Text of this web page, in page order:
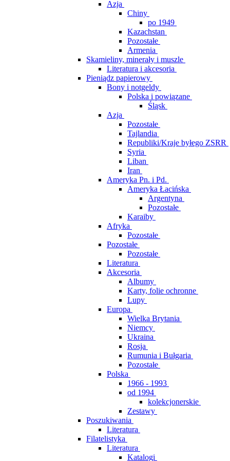
Azja
Chiny
po 1949
Kazachstan
Pozostałe
Armenia
Skamieliny, minerały i muszle
Literatura i akcesoria
Pieniądz papierowy
Bony i notgeldy
Polska i powiązane
Śląsk
Azja
Pozostałe
Tajlandia
Republiki/Kraje byłego ZSRR
Syria
Liban
Iran
Ameryka Pn. i Pd.
Ameryka Łacińska
Argentyna
Pozostałe
Karaiby
Afryka
Pozostałe
Pozostałe
Pozostałe
Literatura
Akcesoria
Albumy
Karty, folie ochronne
Lupy
Europa
Wielka Brytania
Niemcy
Ukraina
Rosja
Rumunia i Bułgaria
Pozostałe
Polska
1966 - 1993
od 1994
kolekcjonerskie
Zestawy
Poszukiwania
Literatura
Filatelistyka
Literatura
Katalogi